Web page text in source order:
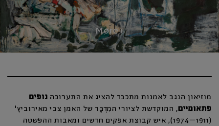
מוזיאון הנגב לאמנות מתכבד להציג את התערוכה נופים
פתאומיים, המוקדשת לציורי המִדְבָּר של האמן צבי מאירוביץ'
(1911–1974), איש קבוצת אפקים חדשים ומאבות ההפשטה